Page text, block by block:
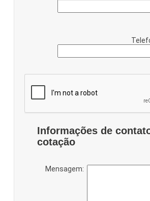
Informações de
cotação
Mensagem: